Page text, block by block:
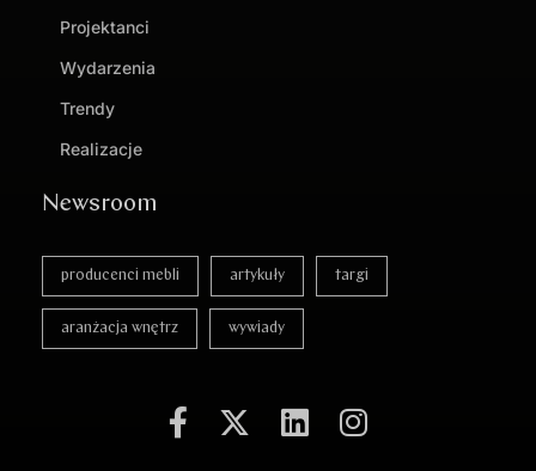
Projektanci
Wydarzenia
Trendy
Realizacje
Newsroom
producenci mebli artykuły targi
aranżacja wnętrz wywiady